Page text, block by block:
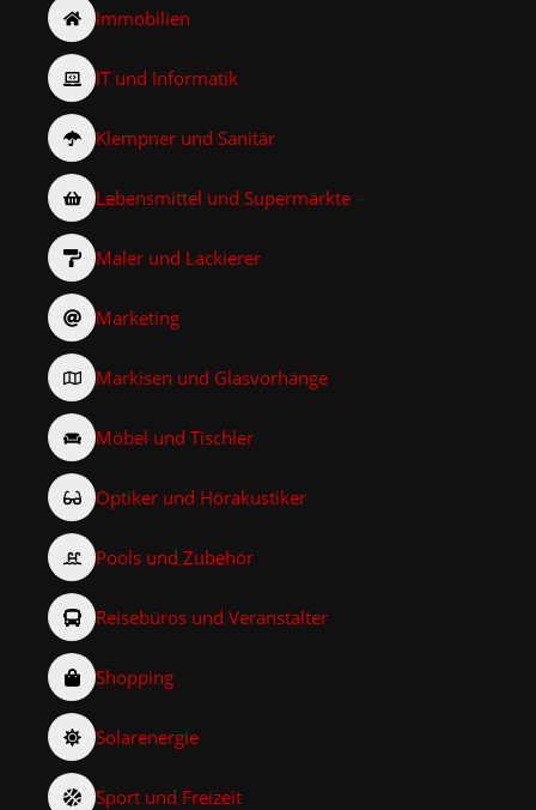
Immobilien
IT und Informatik
Klempner und Sanitär
Lebensmittel und Supermärkte
Maler und Lackierer
Marketing
Markisen und Glasvorhänge
Möbel und Tischler
Optiker und Hörakustiker
Pools und Zubehör
Reisebüros und Veranstalter
Shopping
Solarenergie
Sport und Freizeit